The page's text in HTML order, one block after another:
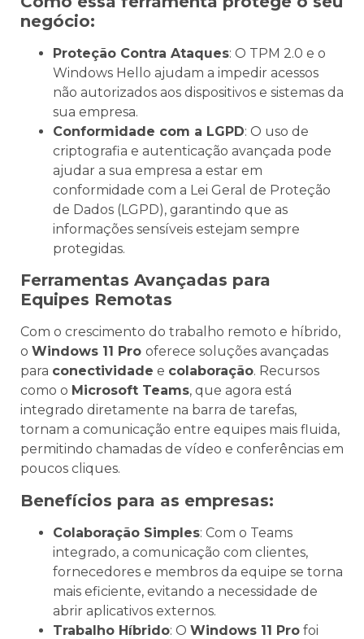
negócio:
Proteção Contra Ataques: O TPM 2.0 e o
Windows Hello ajudam a impedir acessos
não autorizados aos dispositivos e sistemas da
sua empresa.
Conformidade com a LGPD: O uso de
criptografia e autenticação avançada pode
ajudar a sua empresa a estar em
conformidade com a Lei Geral de Proteção
de Dados (LGPD), garantindo que as
informações sensíveis estejam sempre
protegidas.
Ferramentas Avançadas para
Equipes Remotas
Com o crescimento do trabalho remoto e híbrido,
o Windows 11 Pro oferece soluções avançadas
para conectividade e colaboração. Recursos
como o Microsoft Teams, que agora está
integrado diretamente na barra de tarefas,
tornam a comunicação entre equipes mais fluida,
permitindo chamadas de vídeo e conferências em
poucos cliques.
Benefícios para as empresas:
Colaboração Simples: Com o Teams
integrado, a comunicação com clientes,
fornecedores e membros da equipe se torna
mais eficiente, evitando a necessidade de
abrir aplicativos externos.
Trabalho Híbrido: O Windows 11 Pro foi